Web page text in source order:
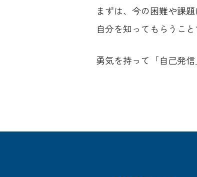
まずは、今の困難や課
自分を知ってもらうこ
勇気を持って「自己発